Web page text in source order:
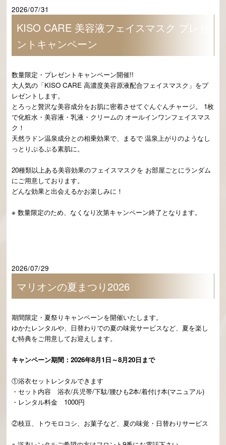
2026/07/31
KISO CARE 美容液フェイスマスク プレゼ
ントキャンペーン
数量限定・プレゼントキャンペーン開催!!
大人気の「KISO CARE 高濃度美容原液配合フェイスマスク」をプ
レゼントします。
とろっと贅沢な美容成分をお肌に密着させてぐんぐんチャージ。 1枚
で化粧水・美容液・乳液・クリームの オールインワンフェイスマス
ク！
天然ラドン温泉成分との相乗効果で、まるで 温泉上がりのようなし
っとりぷるぷる素肌に。
20種類以上ある美容効果のフェイスマスクを お部屋ごとにランダム
にご用意しております。
どんな効果と出会えるかお楽しみに！
※ 数量限定のため、なくなり次第キャンペーン終了となります。
2026/07/29
マリオンの夏まつり2026
期間限定・夏祭りキャンペーンを開催いたします。
ゆかたレンタルや、日替わりでの夏の味覚サービスなど、夏を楽し
む特典をご用意してお迎えします。
キャンペーン期間：2026年8月1日～8月20日まで
①浴衣セットレンタルできます
・セット内容 浴衣/兵児帯/下駄/腰ひも2本/着付け本(マニュアル)
・レンタル料金 1000円
②枝豆、トウモロコシ、お菓子など、夏の味覚・日替わりサービス